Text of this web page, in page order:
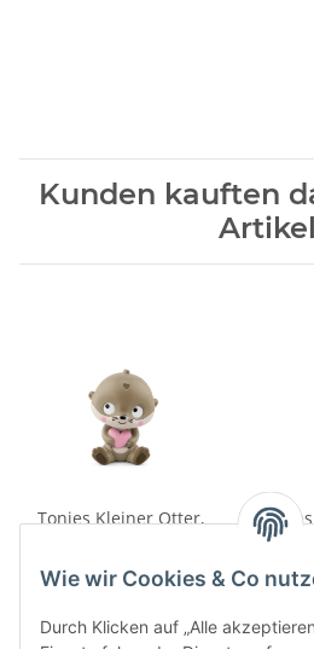
Wie wir Cookies & Co
Durch Klicken auf „Alle
Kunden kauften
Tonies Kleiner Otter,
Geschichten zum
Liebhaben
16,99 € *
Tonies